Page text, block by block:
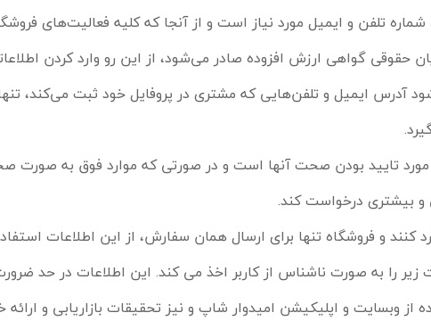
تلفن و ایمیل مورد نیاز است و از آنجا که کلیه فعالیتهای
حقوقی گواهی ارزش افزوده صادر میشود، از این رو وارد کردن
آدرس ایمیل و تلفنهایی که مشتری در پروفایل خود ثبت میکند،
.
تایید بودن صحت آنها است و در صورتی که موارد فوق به صورت
و بیشتری درخواست کند.
و فروشگاه تنها برای ارسال همان سفارش، از این اطلاعات
زیر را به صورت ناشناس از کاربر اخذ می کند. این اطلاعات در حد
وبسایت و اپلیکیشن امیدوار شاپ و نیز تحقیقات بازاریابی و